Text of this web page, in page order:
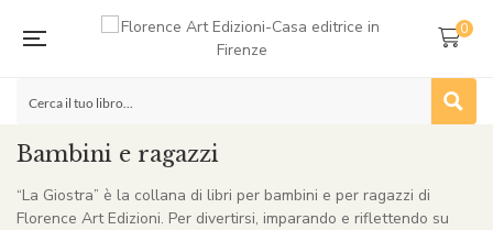
0
Bambini e ragazzi
“La Giostra” è la collana di libri per bambini e per ragazzi di
Florence Art Edizioni. Per divertirsi, imparando e riflettendo su